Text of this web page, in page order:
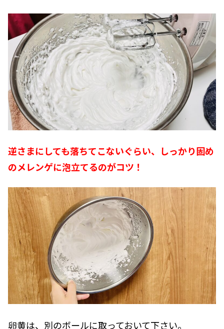
逆さまにしても落ちてこないぐらい、しっかり固め
のメレンゲに泡立てるのがコツ！
卵黄は、別のボールに取っておいて下さい。